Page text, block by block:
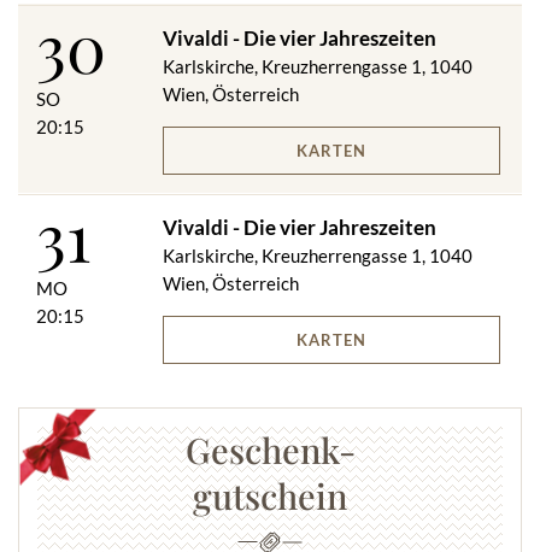
30
SO
20:15
Vivaldi - Die vier Jahreszeiten
Karlskirche, Kreuzherrengasse 1, 1040
Wien, Österreich
KARTEN
31
MO
20:15
Vivaldi - Die vier Jahreszeiten
Karlskirche, Kreuzherrengasse 1, 1040
Wien, Österreich
KARTEN
Geschenk-
gutschein